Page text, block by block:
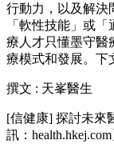
行動力，以及解決
「軟性技能」或
療人才只懂墨守醫
療模式和發展。下
撰文 : 天峯醫生
[信健康] 探討未來
訊：health.hkej.com